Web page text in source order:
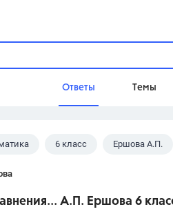
Ответы Темы
6 класс Ершова А.П.
А.П. Ершова 6